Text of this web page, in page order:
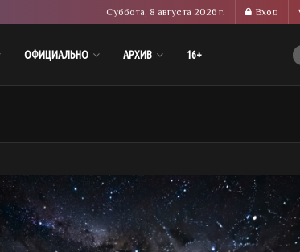
Суббота, 8 августа 2026 г. Вход
ОФИЦИАЛЬНО АРХИВ 16+